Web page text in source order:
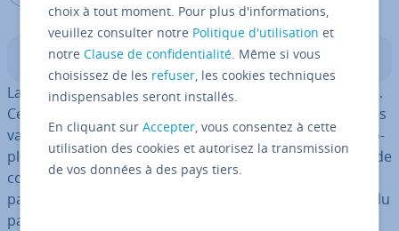
Sommaire
La fonction OU fait partie des fonctions logiques d’Excel.
Ces fonctions vous per­met­tent de vérifier fa­ci­le­ment vos
valeurs logiques et d’ajouter jusqu’à 255 con­di­tions sup­
plé­men­taires. Que ce soit pour le calcul des primes ou de
com­mis­sions sur le chiffre d’affaires, la fonction OU fait
partie in­té­grante du programme d’analyse de donnée du
pack de
choix à tout moment. Pour plus d'informations,
veuillez consulter notre Politique d'utilisation et
notreClause de confidentialité. Même si vous
choisissez de les refuser, les cookies techniques
indispensables seront installés.
En cliquant surAccepter, vous consentez à cette
utilisation des cookies et autorisez la transmission
de vos données à des pays tiers.